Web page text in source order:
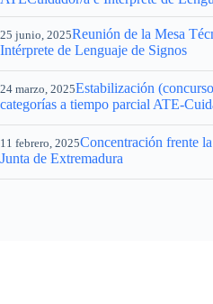
25 junio, 2025Reunión de la Mesa
Intérprete de Lenguaje de Signos
24 marzo, 2025Estabilización
categorías a tiempo parcial ATE-
11 febrero, 2025Concentración frente
Junta de Extremadura